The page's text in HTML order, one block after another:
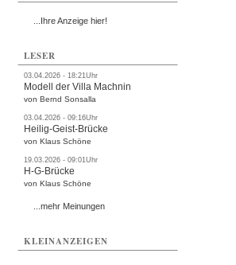
...Ihre Anzeige hier!
LESER
03.04.2026 - 18:21Uhr
Modell der Villa Machnin
von Bernd Sonsalla
03.04.2026 - 09:16Uhr
Heilig-Geist-Brücke
von Klaus Schöne
19.03.2026 - 09:01Uhr
H-G-Brücke
von Klaus Schöne
...mehr Meinungen
KLEINANZEIGEN